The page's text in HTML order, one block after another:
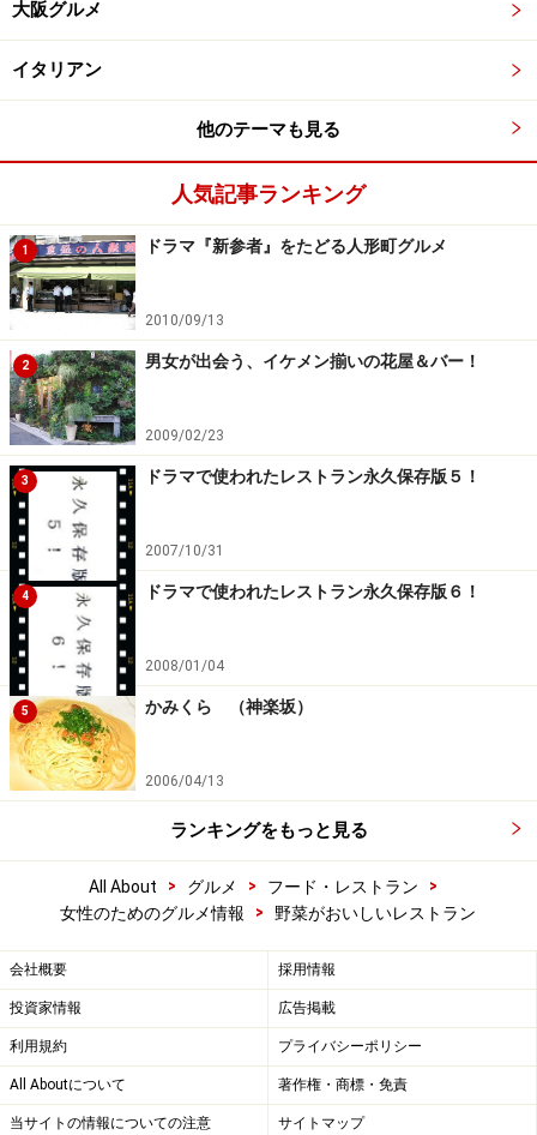
大阪グルメ
イタリアン
他のテーマも見る
人気記事ランキング
1 ドラマ『新参者』をたどる人形町グルメ
2010/09/13
2 男女が出会う、イケメン揃いの花屋＆バー！
2009/02/23
3 ドラマで使われたレストラン永久保存版５！
2007/10/31
4 ドラマで使われたレストラン永久保存版６！
2008/01/04
5 かみくら （神楽坂）
2006/04/13
ランキングをもっと見る
All About > グルメ > フード・レストラン
>
女性のためのグルメ情報
> 野菜がおいしいレストラン
会社概要 採用情報
投資家情報 広告掲載
利用規約 プライバシーポリシー
All Aboutについて 著作権・商標・免責
当サイトの情報についての注意 サイトマップ